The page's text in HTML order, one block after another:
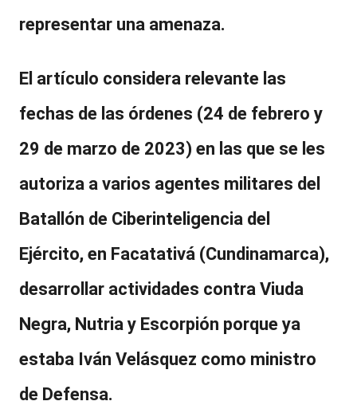
representar una amenaza.
El artículo considera relevante las
fechas de las órdenes (24 de febrero y
29 de marzo de 2023) en las que se les
autoriza a varios agentes militares del
Batallón de Ciberinteligencia del
Ejército, en Facatativá (Cundinamarca),
desarrollar actividades contra Viuda
Negra, Nutria y Escorpión porque ya
estaba Iván Velásquez como ministro
de Defensa.